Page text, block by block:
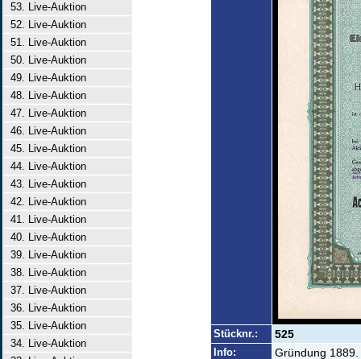
53. Live-Auktion
52. Live-Auktion
51. Live-Auktion
50. Live-Auktion
49. Live-Auktion
48. Live-Auktion
47. Live-Auktion
46. Live-Auktion
45. Live-Auktion
44. Live-Auktion
43. Live-Auktion
42. Live-Auktion
41. Live-Auktion
40. Live-Auktion
39. Live-Auktion
38. Live-Auktion
37. Live-Auktion
36. Live-Auktion
35. Live-Auktion
34. Live-Auktion
Stücknr.: 525
Info:
Gründung